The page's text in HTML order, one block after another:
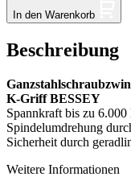
In den Warenkorb
Beschreibung
K-Griff BESSEY
Spannkraft bis zu
Spindelumdrehung
Sicherheit durch
Weitere Informationen